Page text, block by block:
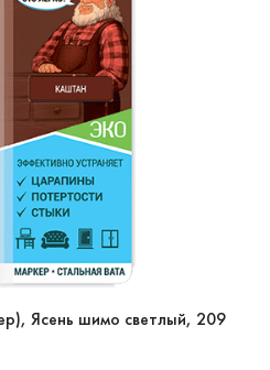
Ясень шимо светлый, 209